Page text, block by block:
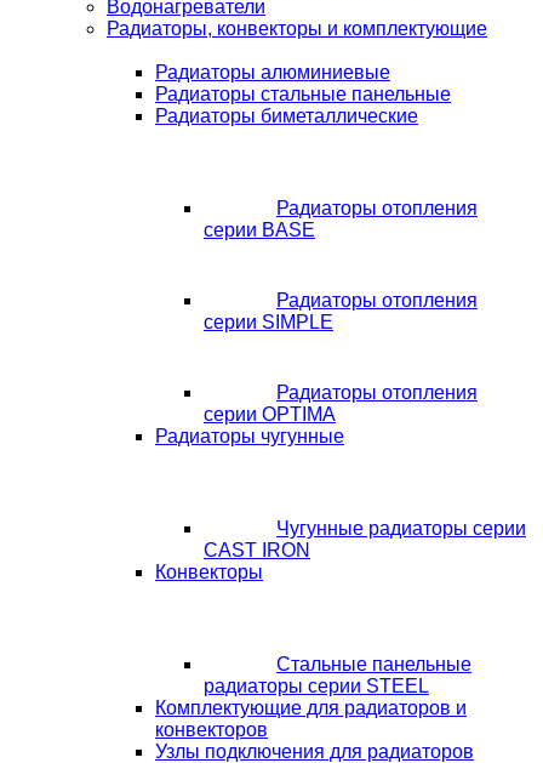
Водонагреватели
Радиаторы, конвекторы и комплектующие
Радиаторы алюминиевые
Радиаторы стальные панельные
Радиаторы биметаллические
Радиаторы отопления
серии BASE
Радиаторы отопления
серии SIMPLE
Радиаторы отопления
серии OPTIMA
Радиаторы чугунные
Чугунные радиаторы серии
CAST IRON
Конвекторы
Стальные панельные
радиаторы серии STEEL
Комплектующие для радиаторов и
конвекторов
Узлы подключения для радиаторов